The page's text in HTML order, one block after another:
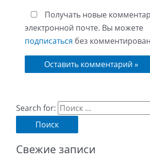
Получать новые
электронной почте. Вы можете
подписаться без
Search for:
Свежие записи